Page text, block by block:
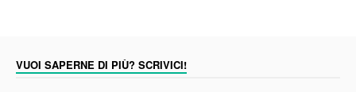
VUOI SAPERNE DI PIÙ? SCRIVICI!